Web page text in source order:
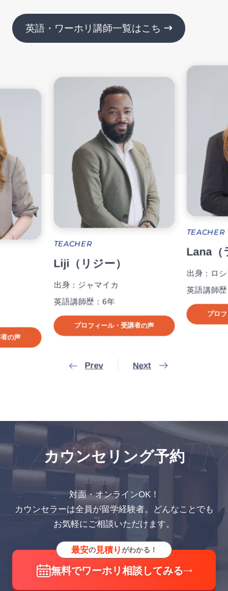
英語・ワーホリ講師一覧はこちら
の声
TEACHER
Liji（リジー）
出身：ジャマイカ
英語講師歴：6年
プロフィール・受講者の声
TEACHER
Lana（
出身：ロ
英語講師
プロ
Prev Next
カウンセリング予約
対面・オンラインOK！
カウンセラーは全員が留学経験者。どんなことでも
お気軽にご相談いただけます。
最安の見積りがわかる！
無料でワーホリ相談してみる